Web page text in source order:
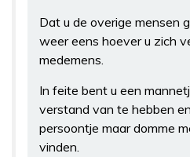
Dat u de overige mensen
weer eens hoever u zich
medemens.
In feite bent u een
verstand van te hebben
persoontje maar domme
vinden.